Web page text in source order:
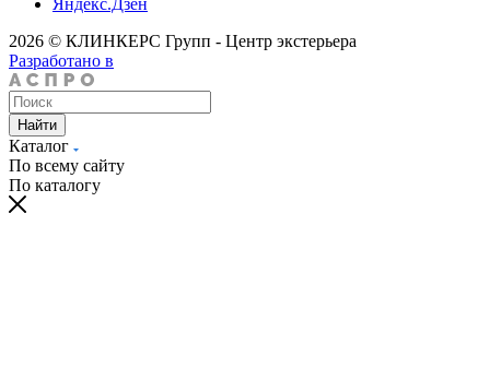
Яндекс.Дзен
2026 © КЛИНКЕРС Групп - Центр экстерьера
Разработано в
Найти
Каталог
По всему сайту
По каталогу